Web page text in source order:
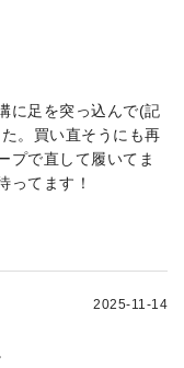
に足を突っ込んで(記
。買い直そうにも再
プで直して履いてま
ってます！
2025-11-14